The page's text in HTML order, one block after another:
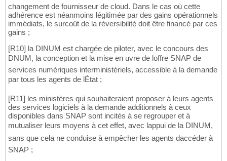
changement de fournisseur de cloud. Dans le cas où cette
adhérence est néanmoins légitimée par des gains opérationnels
immédiats, le surcoût de la réversibilité doit être financé par ces
gains ;
[R10] la DINUM est chargée de piloter, avec le concours des
DNUM, la conception et la mise en uvre de loffre SNAP de
services numériques interministériels, accessible à la demande
par tous les agents de lÉtat ;
[R11] les ministères qui souhaiteraient proposer à leurs agents
des services logiciels à la demande additionnels à ceux
disponibles dans SNAP sont incités à se regrouper et à
mutualiser leurs moyens à cet effet, avec lappui de la DINUM,
sans que cela ne conduise à empêcher les agents daccéder à
SNAP ;